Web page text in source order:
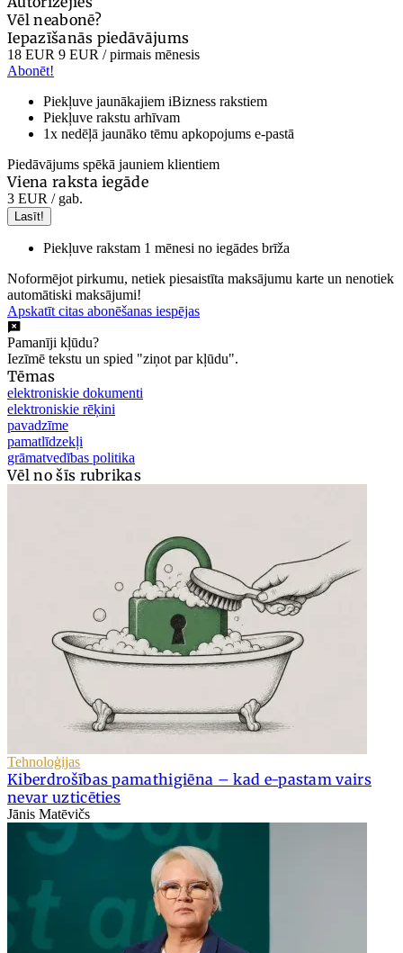
Vēl neabonē?
Iepazīšanās piedāvājums
18 EUR 9 EUR / pirmais mēnesis
Abonēt!
Piekļuve jaunākajiem iBizness rakstiem
Piekļuve rakstu arhīvam
1x nedēļā jaunāko tēmu apkopojums e-pastā
Piedāvājums spēkā jauniem klientiem
Viena raksta iegāde
3 EUR / gab.
Lasīt!
Piekļuve rakstam 1 mēnesi no iegādes brīža
Noformējot pirkumu, netiek piesaistīta maksājumu karte un nenotiek
automātiski maksājumi!
Apskatīt citas abonēšanas iespējas
Pamanīji kļūdu?
Iezīmē tekstu un spied "ziņot par kļūdu".
Tēmas
elektroniskie dokumenti
elektroniskie rēķini
pavadzīme
pamatlīdzekļi
grāmatvedības politika
Vēl no šīs rubrikas
Tehnoloģijas
Kiberdrošības pamathigiēna – kad e-pastam vairs
nevar uzticēties
Jānis Matēvičs